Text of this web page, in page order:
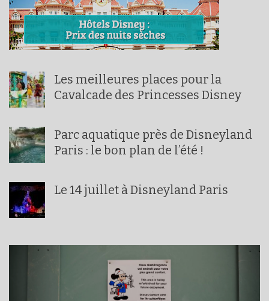
Les meilleures places pour la
Cavalcade des Princesses Disney
Parc aquatique près de Disneyland
Paris : le bon plan de l’été !
Le 14 juillet à Disneyland Paris